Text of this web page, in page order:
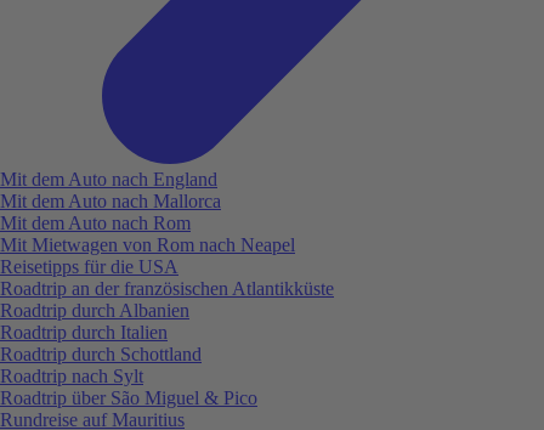
Mit dem Auto nach England
Mit dem Auto nach Mallorca
Mit dem Auto nach Rom
Mit Mietwagen von Rom nach Neapel
Reisetipps für die USA
Roadtrip an der französischen Atlantikküste
Roadtrip durch Albanien
Roadtrip durch Italien
Roadtrip durch Schottland
Roadtrip nach Sylt
Roadtrip über São Miguel & Pico
Rundreise auf Mauritius